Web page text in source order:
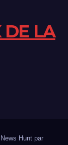
DE LA
Hunt par